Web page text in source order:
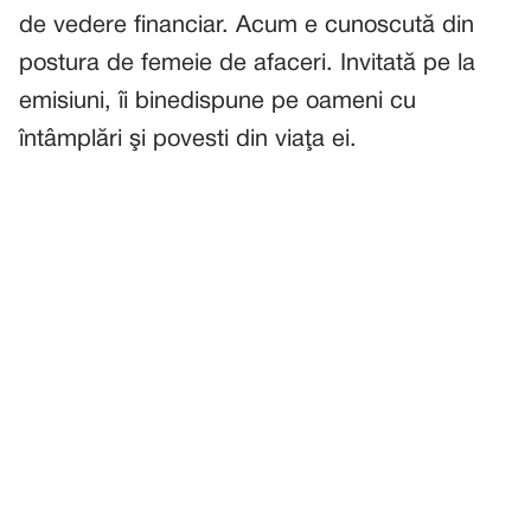
de vedere financiar. Acum e cunoscută din
postura de femeie de afaceri. Invitată pe la
emisiuni, îi binedispune pe oameni cu
întâmplări şi povesti din viaţa ei.